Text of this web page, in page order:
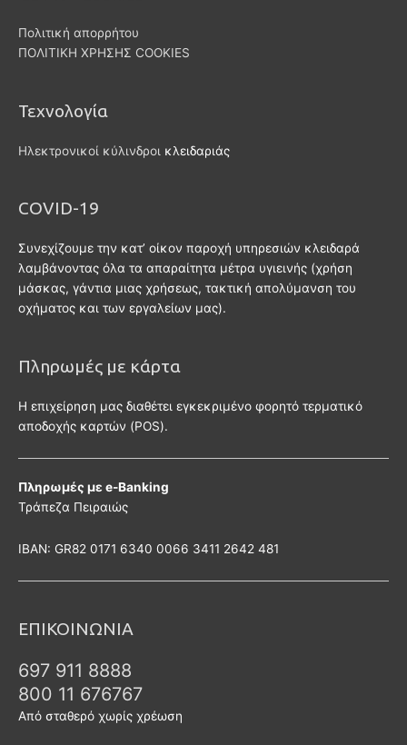
Πολιτική απορρήτου
ΠΟΛΙΤΙΚΗ ΧΡΗΣΗΣ COOKIES
Τεχνολογία
Ηλεκτρονικοί κύλινδροι κλειδαριάς
COVID-19
Συνεχίζουμε την κατ’ οίκον παροχή υπηρεσιών κλειδαρά
λαμβάνοντας όλα τα απαραίτητα μέτρα υγιεινής (χρήση
μάσκας, γάντια μιας χρήσεως, τακτική απολύμανση του
οχήματος και των εργαλείων μας).
Πληρωμές με κάρτα
Η επιχείρηση μας διαθέτει εγκεκριμένο φορητό τερματικό
αποδοχής καρτών (POS).
Πληρωμές με e-Banking
Τράπεζα Πειραιώς
ΙΒΑΝ: GR82 0171 6340 0066 3411 2642 481
ΕΠΙΚΟΙΝΩΝΙΑ
697 911 8888
800 11 676767
Από σταθερό χωρίς χρέωση